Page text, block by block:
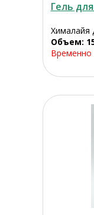
Гель
Хималайя
Объем:
Временно